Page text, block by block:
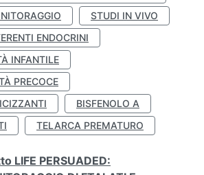
STUDI IN VIVO
ENDOCRINI
INFANTILE
PRECOCE
BISFENOLO A
TELARCA PREMATURO
LIFE PERSUADED: